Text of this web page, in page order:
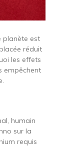
planète est
réduit
les effets
empêchent
humain
sur la
requis